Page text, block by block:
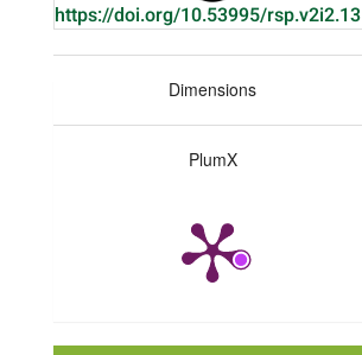
https://doi.org/10.53995/rsp.v2i2.13
Dimensions
PlumX